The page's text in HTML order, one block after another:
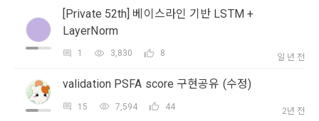
인 또는 법인을 말한다.
6. “해커톤”이라 함은 “회사”가 “사이트”에 출제한 문제에 “개인
회원”이 AI 코드를 제출하고, “회사”는 이를 평가하여 우수작을
7. “대회"라 함은 “기업회원”이 인력을 채용하거나 또는 솔루션
을 크라우드소싱하기 위하여 “회사"에 의뢰하는 경연대회 또는
리 및 의무 관계를 규정하여 이용자의 ‘개인정보자기결정권’을
보장하는 수단이 됩니다.
데이콘 주식회사(이하 “회사”)는 다음 목적을 위하여 개인정보
를 수집하고 있으며, 다음 목적 이외의 용도로는 수집한 개인정
또한 향후 마케팅 활용에 새롭게 동의하고자 하는 경우에는 ‘홈>
계정관리 페이지의 하단 마케팅(대회 진행, 교육 등) 정보 수신
동의(선택)’에서 동의하실 수 있습니다.
2021.05.25
[Private 52th] 베이스라인 기반 LSTM +
LayerNorm
1 3,830 8 일 년 전
validation PSFA score 구현공유 (수정)
15 7,594 44 2년 전